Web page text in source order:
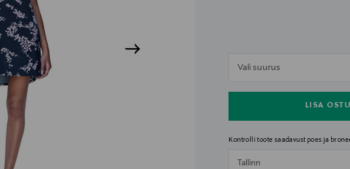
Vali suurus
LISA
Kontrolli toote saadavust poes ja
Tallinn